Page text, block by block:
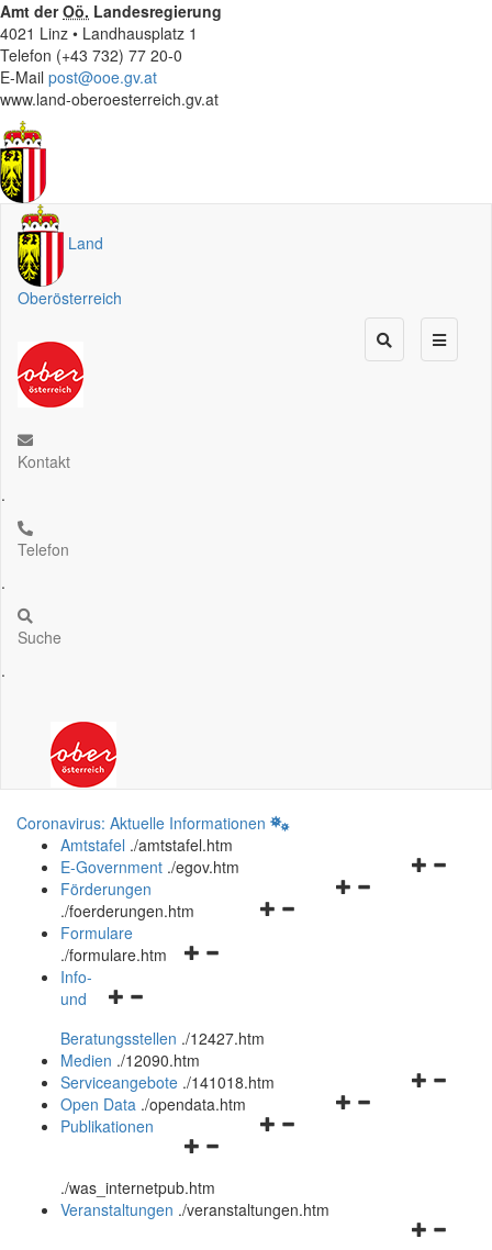
Amt derOö. Landesregierung
4021 Linz • Landhausplatz 1
Telefon (+43 732) 77 20-0
E-Mail post@ooe.gv.at
www.land-oberoesterreich.gv.at
Land
Oberösterreich
Kontakt
.
Telefon
.
Suche
.
Coronavirus: Aktuelle Informationen
Amtstafel ./amtstafel.htm
Navigationsmenü
E-Government ./egov.htm
Navigationsmenü
Förderungen
./foerderungen.htm
Navigationsmenü
Formulare
./formulare.htm
Navigationsmenü
und
schließen
Info-
und
Beratungsstellen ./12427.htm
Medien ./12090.htm
Navigationsmenü
Serviceangebote ./141018.htm
Navigationsmenü
Open Data ./opendata.htm
Navigationsmenü
und
schließen
Publikationen
./was_internetpub.htm
Veranstaltungen ./veranstaltungen.htm